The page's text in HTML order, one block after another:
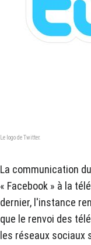
Le logo de Twitter.
La communication
« Facebook » à la
dernier, l'instance
que le renvoi des
les réseaux